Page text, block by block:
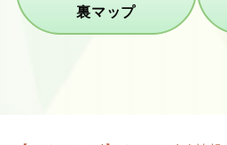
裏マップ